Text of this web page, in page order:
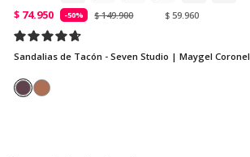
$ 74.950 -50% $ 149.900 $ 59.960
Sandalias de Tacón - Seven Studio | Maygel Coronel